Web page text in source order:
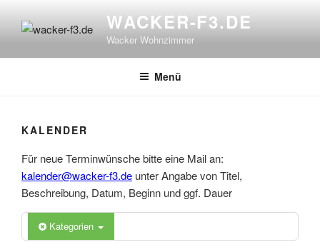
Inhalt
WACKER-F3.DE
Wacker Wohnzimmer
Menü
KALENDER
Für neue Terminwünsche bitte eine Mail an:
kalender@wacker-f3.de unter Angabe von Titel,
Beschreibung, Datum, Beginn und ggf. Dauer
Kategorien